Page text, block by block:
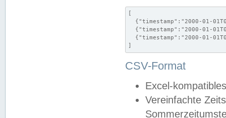
[
{"timestamp":"2000-01-
{"timestamp":"2000-01-
{"timestamp":"2000-01-
]
CSV-Format
Excel-
Vereinfachte